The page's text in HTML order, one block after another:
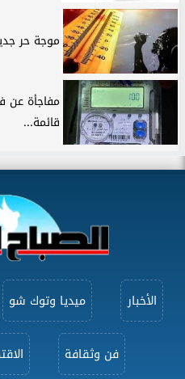
موجة حر جديدة تضرب
مفاجأة عن
قائمة...
الأخبار ميديا وتوك شو
فن وثقافة